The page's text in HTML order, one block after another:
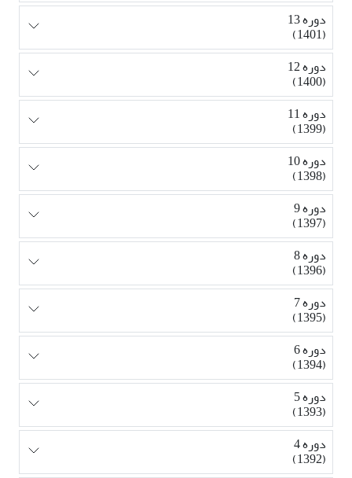
دوره 13
(1401)
دوره 12
(1400)
دوره 11
(1399)
دوره 10
(1398)
دوره 9
(1397)
دوره 8
(1396)
دوره 7
(1395)
دوره 6
(1394)
دوره 5
(1393)
دوره 4
(1392)